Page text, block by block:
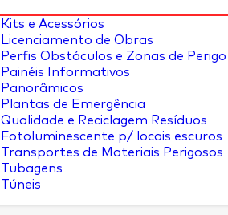
Kits e Acessórios
Licenciamento de Obras
Perfis Obstáculos e Zonas de Perigo
Painéis Informativos
Panorâmicos
Plantas de Emergência
Qualidade e Reciclagem Resíduos
Fotoluminescente p/ locais escuros
Transportes de Materiais Perigosos
Tubagens
Túneis